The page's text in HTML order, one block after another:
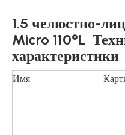
1.5 челюстно-
Micro 110°L
характеристики
Имя